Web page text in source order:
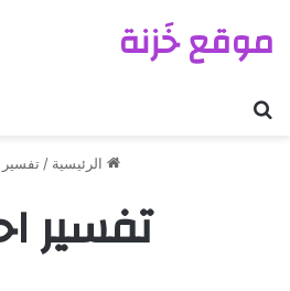
موقع خَزنة
الرئيسية / تفسير
تفسير